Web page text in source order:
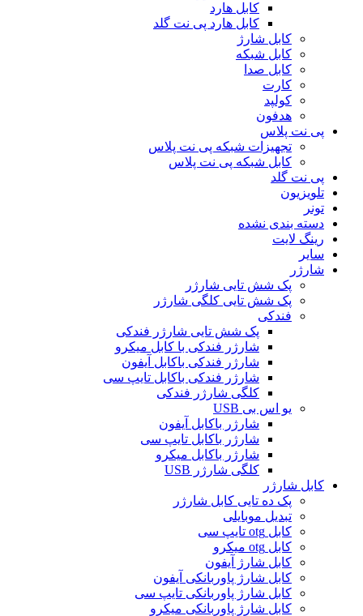
کابل هارد
کابل هارد پی نت گلد
کابل شارژ
کابل شبکه
کابل صدا
کارت
کولپد
هدفون
پی نت پلاس
تجهیزات شبکه پی نت پلاس
کابل شبکه پی نت پلاس
پی نت گلد
تلویزیون
تونر
دسته بندی نشده
رینگ لایت
سایر
شارژر
پک شش تایی شارژر
پک شش تایی کلگی شارژر
فندکی
پک شش تایی شارژر فندکی
شارژر فندکی با کابل میکرو
شارژر فندکی باکابل آیفون
شارژر فندکی باکابل تایپ سی
کلگی شارژر فندکی
یو اس بی USB
شارژر باکابل آیفون
شارژر باکابل تایپ سی
شارژر باکابل میکرو
کلگی شارژر USB
کابل شارژر
پک ده تایی کابل شارژر
تبدیل موبایلی
کابل otg تایپ سی
کابل otg میکرو
کابل شارژ آیفون
کابل شارژ پاوربانکی آیفون
کابل شارژ پاوربانکی تایپ سی
کابل شارژ پاوربانکی میکرو